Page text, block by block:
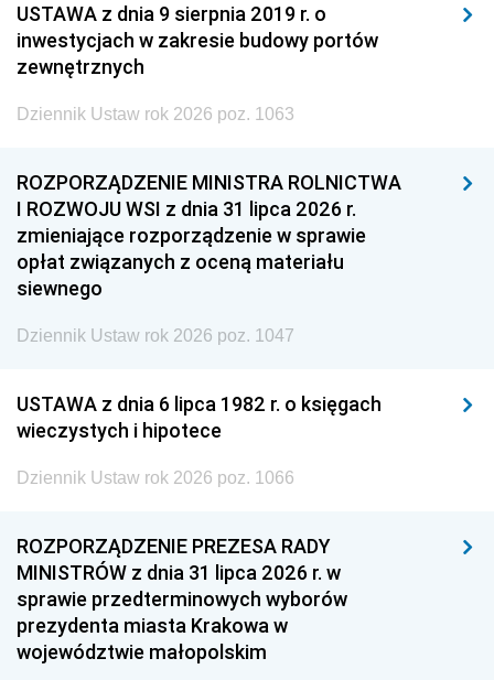
USTAWA z dnia 9 sierpnia 2019 r. o
inwestycjach w zakresie budowy portów
zewnętrznych
Dziennik Ustaw rok 2026 poz. 1063
ROZPORZĄDZENIE MINISTRA ROLNICTWA
I ROZWOJU WSI z dnia 31 lipca 2026 r.
zmieniające rozporządzenie w sprawie
opłat związanych z oceną materiału
siewnego
Dziennik Ustaw rok 2026 poz. 1047
USTAWA z dnia 6 lipca 1982 r. o księgach
wieczystych i hipotece
Dziennik Ustaw rok 2026 poz. 1066
ROZPORZĄDZENIE PREZESA RADY
MINISTRÓW z dnia 31 lipca 2026 r. w
sprawie przedterminowych wyborów
prezydenta miasta Krakowa w
województwie małopolskim